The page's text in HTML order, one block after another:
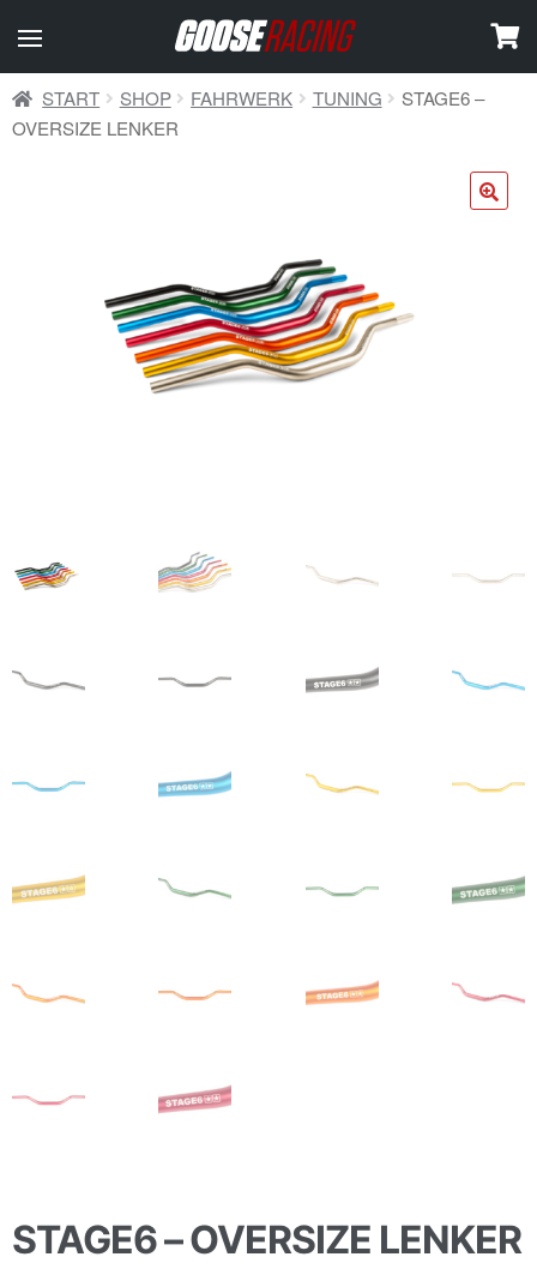
START SHOP FAHRWERK TUNING
STAGE6 –
OVERSIZE LENKER
STAGE6 – OVERSIZE LENKER